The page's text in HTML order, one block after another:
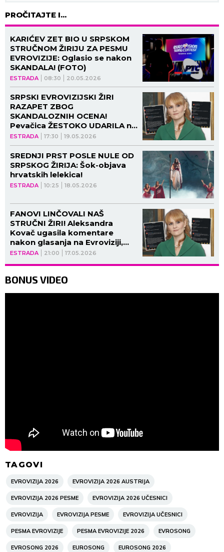
PROČITAJTE I...
ESTRADA 08:30 20.05.2026
KARIĆEV ZET BIO U SRPSKOM
STRUČNOM ŽIRIJU ZA PESMU
EVROVIZIJE: Oglasio se nakon
SKANDALA! (FOTO)
ESTRADA 17:30 19.05.2026
SRPSKI EVROVIZIJSKI ŽIRI
RAZAPET ZBOG
SKANDALOZNIH OCENA!
Pevačica ŽESTOKO UDARILA na
stručnost, LOM na mrežama!
ESTRADA 10:25 18.05.2026
SREDNJI PRST POSLE NULE OD
SRPSKOG ŽIRIJA: Šok-objava
hrvatskih lelekica!
ESTRADA 21:00 17.05.2026
FANOVI LINČOVALI NAŠ
STRUČNI ŽIRI! Aleksandra
Kovač ugasila komentare
nakon glasanja na Evroviziji,
BURA NA MREŽAMA!
BONUS VIDEO
TAGOVI
EVROVIZIJA 2026 EVROVIZIJA 2026 AUSTRIJA
EVROVIZIJA 2026 PESME EVROVIZIJA 2026 UČESNICI
EVROVIZIJA EVROVIZIJA PESME EVROVIZIJA UČESNICI
PESMA EVROVIZIJE PESMA EVROVIZIJE 2026 EVROSONG
EVROSONG 2026 EUROSONG EUROSONG 2026